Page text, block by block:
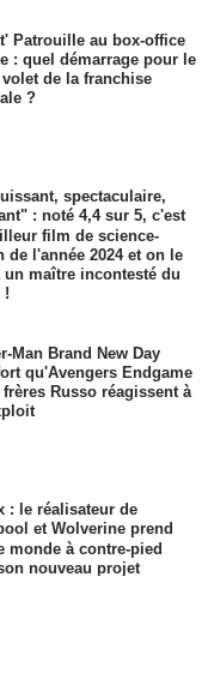
Patrouille au box-office
: quel démarrage pour le
volet de la franchise
?
spectaculaire,
: noté 4,4 sur 5, c'est
film de science-
de l'année 2024 et on le
un maître incontesté du
!
Man Brand New Day
qu'Avengers Endgame
Russo réagissent à
: le réalisateur de
et Wolverine prend
monde à contre-pied
nouveau projet